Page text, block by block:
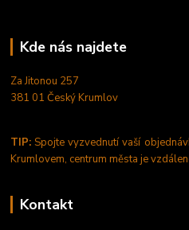
Kde nás najdete
Za Jitonou 257
381 01 Český Krumlov
TIP: Spojte vyzvednutí vaší
Krumlovem, centrum města je
Kontakt